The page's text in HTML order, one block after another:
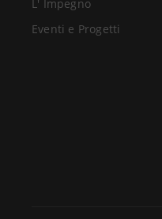
L' Impegno
Eventi e Progetti